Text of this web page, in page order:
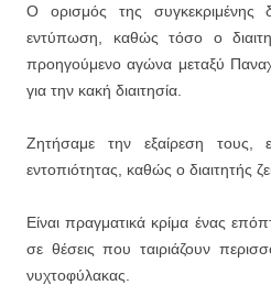
Ο ορισμός της συγκεκριμένης
εντύπωση, καθώς τόσο ο
προηγούμενο αγώνα μεταξύ
για την κακή διαιτησία.
Ζητήσαμε την εξαίρεση τους,
εντοπιότητας, καθώς ο διαιτητής
Είναι πραγματικά κρίμα ένας
σε θέσεις που ταιριάζουν
νυχτοφύλακας.